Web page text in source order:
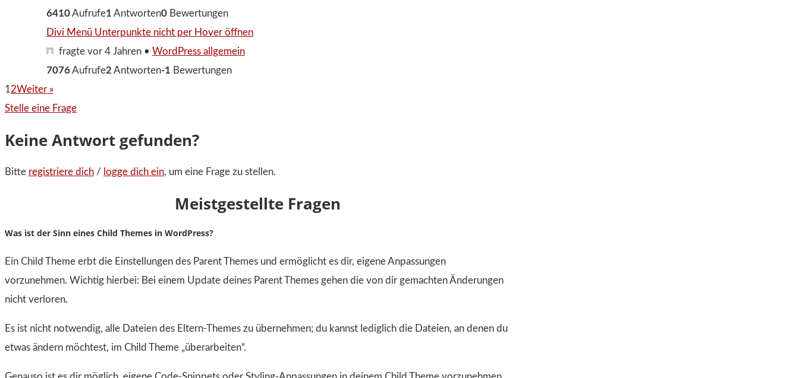
6410Aufrufe1 Antworten0 Bewertungen
Divi Menü Unterpunkte nicht per Hover öffnen
fragte vor 4 Jahren • WordPress allgemein
7076Aufrufe2 Antworten-1 Bewertungen
12Weiter »
Stelle eine Frage
Keine Antwort gefunden?
Bitte registriere dich / logge dich ein, um eine Frage zu stellen.
Meistgestellte Fragen
Was ist der Sinn eines Child Themes in WordPress?
Ein Child Theme erbt die Einstellungen des Parent Themes und ermöglicht es dir, eigene Anpassungen
vorzunehmen. Wichtig hierbei: Bei einem Update deines Parent Themes gehen die von dir gemachten Änderungen
nicht verloren.
Es ist nicht notwendig, alle Dateien des Eltern-Themes zu übernehmen; du kannst lediglich die Dateien, an denen du
etwas ändern möchtest, im Child Theme „überarbeiten“.